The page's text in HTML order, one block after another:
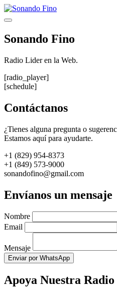
Saltar
al
Menú
Sonando Fino
Radio Lider en la Web.
[radio_player]
[schedule]
Contáctanos
¿Tienes alguna pregunta o
Estamos aquí para ayudarte.
+1 (829) 954-8373
+1 (849) 573-9000
sonandofino@gmail.com
Envíanos un mensaje
Nombre
Email
Mensaje
Enviar por WhatsApp
Apoya Nuestra Radio